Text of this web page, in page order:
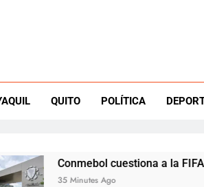
QUITO POLÍTICA
Conmebol cuestiona a la FIFA tras
35 Minutes Ago